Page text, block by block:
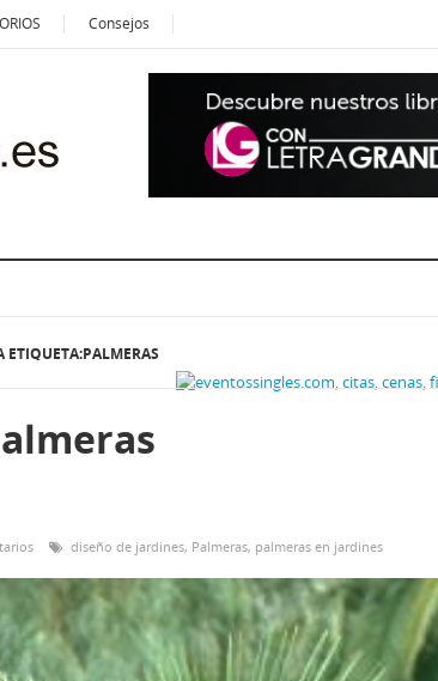
Consejos
ETIQUETA:PALMERAS
diseño de jardines, Palmeras, palmeras en jardines